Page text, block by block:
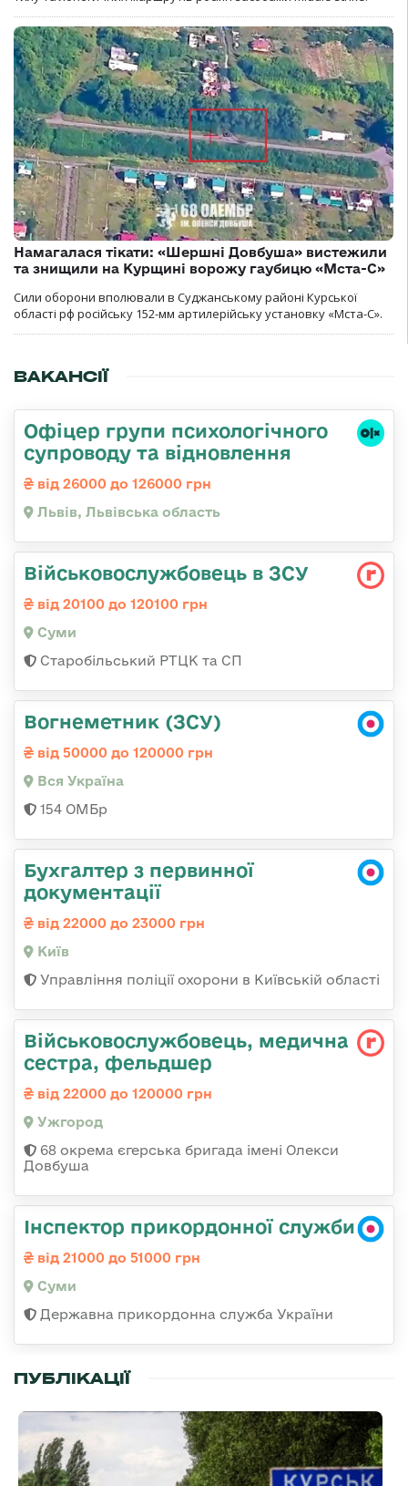
Намагалася тікати: «Шершні Довбуша» вистежили
та знищили на Курщині ворожу гаубицю «Мста-С»
Сили оборони вполювали в Суджанському районі Курської
області рф російську 152-мм артилерійську установку «Мста-С».
ВАКАНСІЇ
Офіцер групи психологічного
супроводу та відновлення
від 26000 до 126000 грн
Львів, Львівська область
Військовослужбовець в ЗСУ
від 20100 до 120100 грн
Суми
Старобільський РТЦК та СП
Вогнеметник (ЗСУ)
від 50000 до 120000 грн
Вся Україна
154 ОМБр
Бухгалтер з первинної
документації
від 22000 до 23000 грн
Київ
Управління поліції охорони в Київській області
Військовослужбовець, медична
сестра, фельдшер
від 22000 до 120000 грн
Ужгород
68 окрема єгерська бригада імені Олекси
Довбуша
Інспектор прикордонної служби
від 21000 до 51000 грн
Суми
Державна прикордонна служба України
ПУБЛІКАЦІЇ